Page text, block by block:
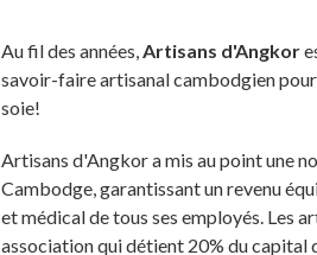
Au fil des années,Artisans d'Angkor
savoir-faire artisanal cambodgien
soie!
Artisans d'Angkor a mis au point une
Cambodge, garantissant un revenu
et médical de tous ses employés. Les
association qui détient 20% du capital